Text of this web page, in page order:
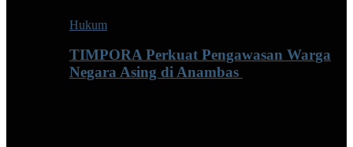
Hukum
TIMPORA Perkuat Pengawasan Warga
Negara Asing di Anambas ‎